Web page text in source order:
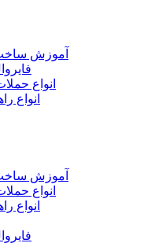
آموزش
انواع
انواع
آموزش
انواع
انواع